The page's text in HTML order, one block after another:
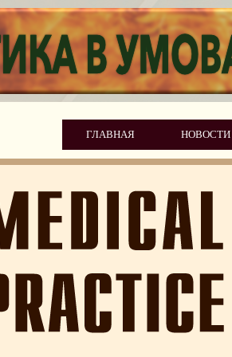
ГЛАВНАЯ НОВОСТИ